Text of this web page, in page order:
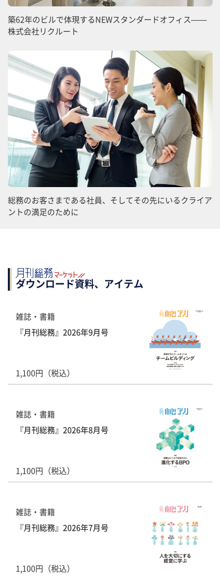
築62年のビルで体現するNEWスタンダードオフィス——
株式会社リクルート
総務のお客さまである社員、そしてその先にいるクライア
ントの満足のために
ダウンロード資料、アイテム
雑誌・書籍
『月刊総務』2026年9月号
1,100円（税込）
雑誌・書籍
『月刊総務』2026年8月号
1,100円（税込）
雑誌・書籍
『月刊総務』2026年7月号
1,100円（税込）